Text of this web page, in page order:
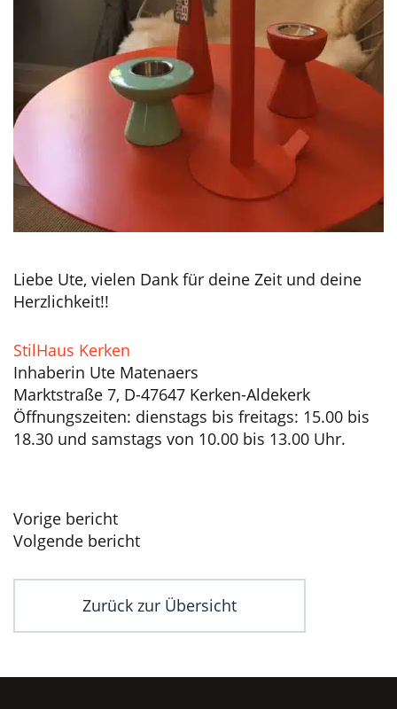
Liebe Ute, vielen Dank für deine Zeit und deine
Herzlichkeit!!
StilHaus Kerken
Inhaberin Ute Matenaers
Marktstraße 7, D-47647 Kerken-Aldekerk
Öffnungszeiten: dienstags bis freitags: 15.00 bis
18.30 und samstags von 10.00 bis 13.00 Uhr.
Beitragsnavigation
Vorige bericht
Volgende bericht
Zurück zur Übersicht